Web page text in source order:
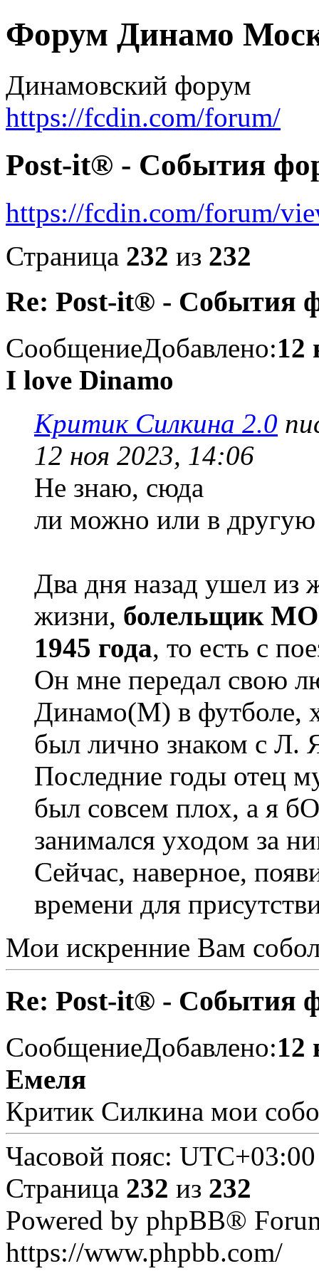
Форум Динамо
Динамовский форум
https://fcdin.com/forum/
Post-it® - События
https://fcdin.com/forum/
Страница 232 из 232
Re: Post-it® - События
СообщениеДобавлено:12
I love Dinamo
Критик Силкина 2.0
12 ноя 2023, 14:06
Не знаю, сюда
ли можно или в другую
Два дня назад ушел из
жизни, болельщик
1945 года, то есть с
Он мне передал свою
Динамо(М) в футболе,
был лично знаком с
Последние годы отец
был совсем плох, а я
занимался уходом за
Сейчас, наверное,
времени для
Мои искренние Вам
Re: Post-it® - События
СообщениеДобавлено:12
Емеля
Критик Силкина мои
Часовой пояс: UTC+03:00
Страница 232 из 232
Powered by phpBB®
https://www.phpbb.com/